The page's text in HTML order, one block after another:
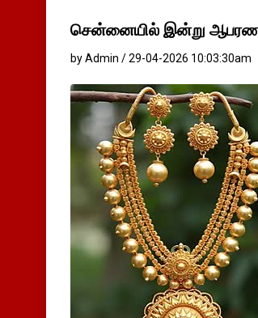
சென்னையில் இன்று ஆபரண
by Admin / 29-04-2026 10:03:30am